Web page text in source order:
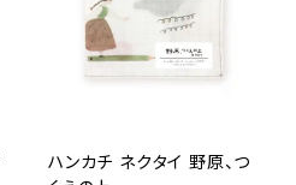
ハンカチ ネクタイ 野原、つ